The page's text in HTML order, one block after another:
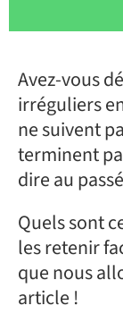
Avez-vous
irréguliers
ne suivent
terminent
dire au
Quels sont
les retenir
que nous
article !